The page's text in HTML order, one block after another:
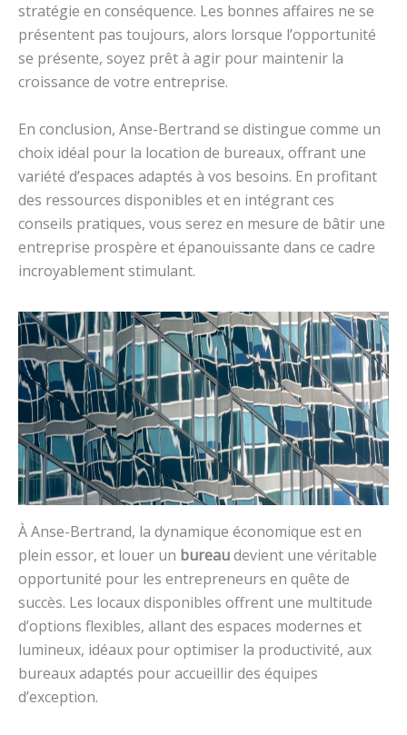
stratégie en conséquence. Les bonnes affaires ne se
présentent pas toujours, alors lorsque l’opportunité
se présente, soyez prêt à agir pour maintenir la
croissance de votre entreprise.
En conclusion, Anse-Bertrand se distingue comme un
choix idéal pour la location de bureaux, offrant une
variété d’espaces adaptés à vos besoins. En profitant
des ressources disponibles et en intégrant ces
conseils pratiques, vous serez en mesure de bâtir une
entreprise prospère et épanouissante dans ce cadre
incroyablement stimulant.
À Anse-Bertrand, la dynamique économique est en
plein essor, et louer un bureaudevient une véritable
opportunité pour les entrepreneurs en quête de
succès. Les locaux disponibles offrent une multitude
d’options flexibles, allant des espaces modernes et
lumineux, idéaux pour optimiser la productivité, aux
bureaux adaptés pour accueillir des équipes
d’exception.